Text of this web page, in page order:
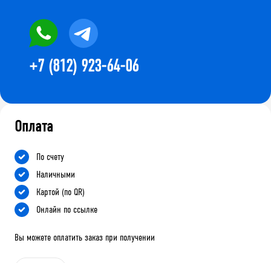
+7 (812) 923-64-06
Оплата
По счету
Наличными
Картой (по QR)
Онлайн по ссылке
Вы можете оплатить заказ при получении